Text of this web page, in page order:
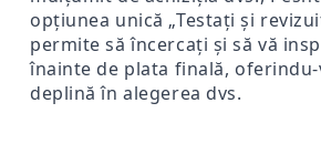
opțiunea unică „Testați și
permite să încercați și să vă
înainte de plata finală,
deplină în alegerea dvs.